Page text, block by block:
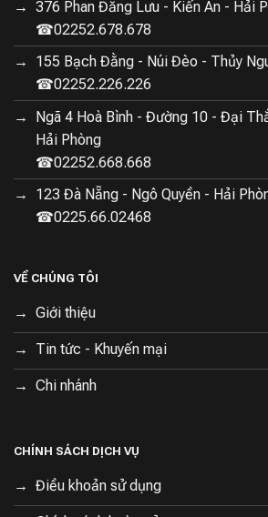
376 Phan Đăng Lưu - Kiến An - Hải
☎02252.678.678
155 Bạch Đằng - Núi Đèo - Thủy
☎02252.226.226
Ngã 4 Hoà Bình - Đường 10 - Đại
Hải Phòng
☎02252.668.668
123 Đà Nẵng - Ngô Quyền - Hải
☎0225.66.02468
VỀ CHÚNG TÔI
Giới thiệu
Tin tức - Khuyến mại
Chi nhánh
CHÍNH SÁCH DỊCH VỤ
Điều khoản sử dụng